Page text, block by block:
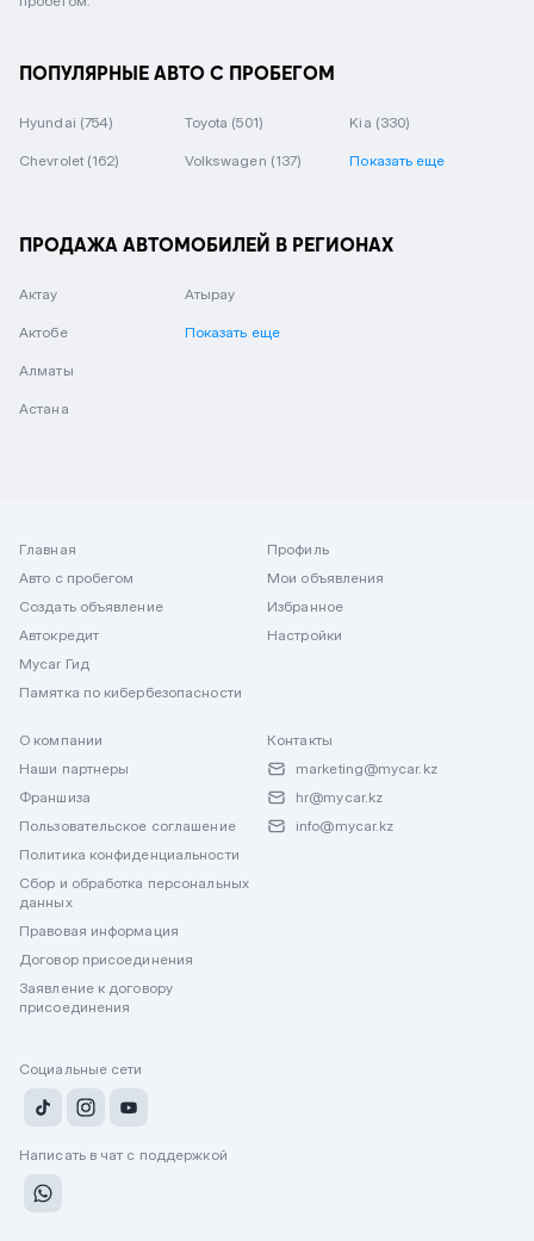
ПОПУЛЯРНЫЕ АВТО С ПРОБЕГОМ
Hyundai (754) Toyota (501) Kia (330)
Chevrolet (162) Volkswagen (137) Показать еще
ПРОДАЖА АВТОМОБИЛЕЙ В РЕГИОНАХ
Актау
Актобе
Алматы
Астана
Атырау
Показать еще
Главная
Авто с пробегом
Создать объявление
Автокредит
Mycar Гид
Памятка по кибербезопасности
Профиль
Мои объявления
Избранное
Настройки
О компании
Наши партнеры
Франшиза
Пользовательское соглашение
Политика конфиденциальности
Сбор и обработка персональных
данных
Правовая информация
Договор присоединения
Заявление к договору
присоединения
Контакты
marketing@mycar.kz
hr@mycar.kz
info@mycar.kz
Социальные сети
Написать в чат с поддержкой